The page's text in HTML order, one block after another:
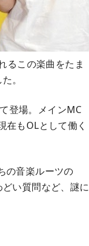
るこの楽曲をたま
。
登場。メインMC
もOLとして働く
の音楽ルーツの
い質問など、謎に